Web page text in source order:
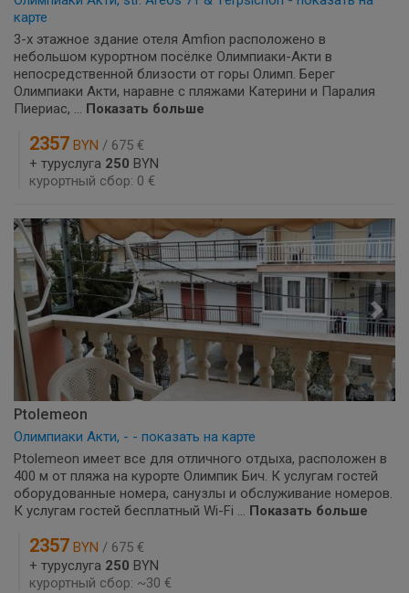
карте
3-х этажное здание отеля Amfion расположено в
небольшом курортном посёлке Олимпиаки-Акти в
непосредственной близости от горы Олимп. Берег
Олимпиаки Акти, наравне с пляжами Катерини и Паралия
Пиериас, ... Показать больше
2357 BYN / 675 €
+ туруслуга 250 BYN
курортный сбор: 0 €
Ptolemeon
Олимпиаки Акти, - - показать на карте
Ptolemeon имеет все для отличного отдыха, расположен в
400 м от пляжа на курорте Олимпик Бич. К услугам гостей
оборудованные номера, санузлы и обслуживание номеров.
К услугам гостей бесплатный Wi-Fi ... Показать больше
2357 BYN / 675 €
+ туруслуга 250 BYN
курортный сбор: ~30 €